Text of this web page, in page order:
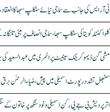
ٹی آر ایس کی جانب سے سماجی نیائے سنکلپ سبھا کا انعقاد،
کلواکنٹلہ کویتا کی سنکلپ سبھا، سماجی انصاف پر مبنی
مشی گن ڈیموکریٹک سینیٹ پرائمری میں عبدالسعید کی
سنبھل تشدد رپورٹ اسمبلی میں پیش، ضیاء الرحمٰن
اتر پردیش بی جے پی رکن اسمبلی ونود سنگھ پر خاتون کے